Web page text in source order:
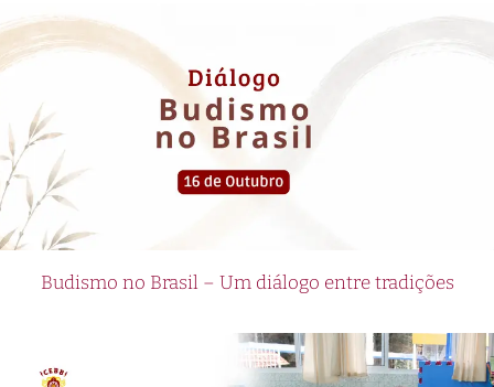
Budismo no Brasil – Um diálogo entre tradições